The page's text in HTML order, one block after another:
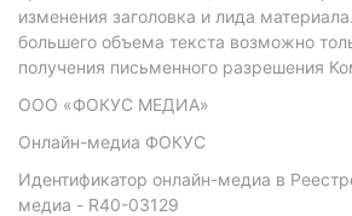
изменения заголовка и лида
большего объема текста возможно
получения письменного разрешения
ООО «ФОКУС МЕДИА»
Онлайн-медиа ФОКУС
Идентификатор онлайн-медиа в
медиа - R40-03129